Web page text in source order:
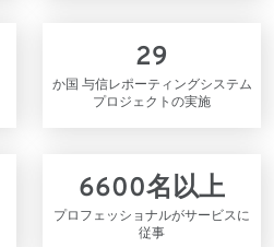
29
か国 与信レポーティングシステム
プロジェクトの実施
6600名以上
プロフェッショナルがサービスに
従事